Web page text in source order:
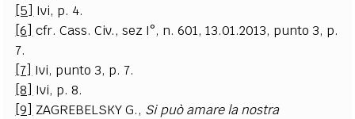
[5]
Ivi, p. 4.
[6] cfr. Cass. Civ., sez I°, n. 601, 13.01.2013, punto 3, p.
7.
[7] Ivi, punto 3, p. 7.
[8]
Ivi, p. 8.
[9]
ZAGREBELSKY G., Si può amare la nostra